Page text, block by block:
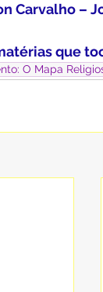
Carvalho –
que
O Mapa